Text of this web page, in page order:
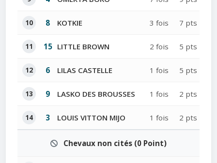
10 8 KOTKIE 3 fois 7 pts
11 15 LITTLE BROWN 2 fois 5 pts
12 6 LILAS CASTELLE 1 fois 5 pts
13 9 LASKO DES BROUSSES 1 fois 2 pts
14 3 LOUIS VITTON MIJO 1 fois 2 pts
Chevaux non cités (0 Point)